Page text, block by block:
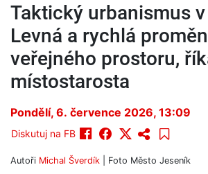
Taktický urbanismus
Levná a rychlá
veřejného prostoru,
místostarosta
Pondělí, 6. července 2026, 13:09
Diskutuj na FB
Autoři Michal Šverdík | Foto Město Jeseník